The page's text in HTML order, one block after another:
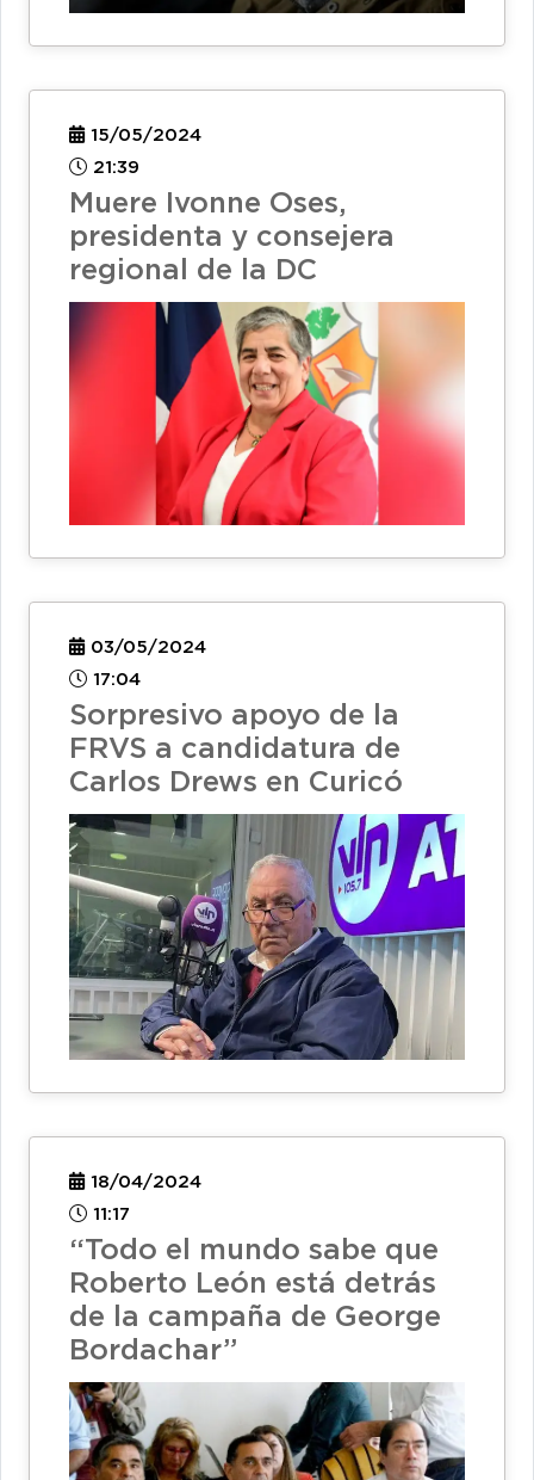
15/05/2024
21:39
Muere Ivonne Oses,
presidenta y consejera
regional de la DC
03/05/2024
17:04
Sorpresivo apoyo de la
FRVS a candidatura de
Carlos Drews en Curicó
18/04/2024
11:17
“Todo el mundo sabe que
Roberto León está detrás
de la campaña de George
Bordachar”